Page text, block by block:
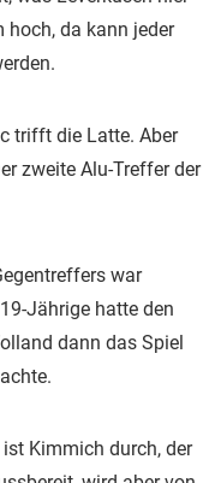
hoch, da kann jeder
trifft die Latte. Aber
zweite Alu-Treffer der
war
Jährige hatte den
dann das Spiel
Kimmich durch, der